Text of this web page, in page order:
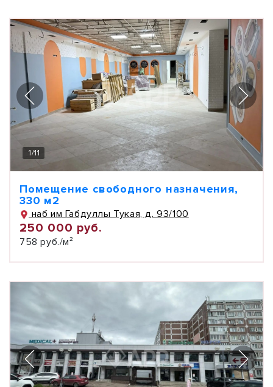
1/11
Помещение свободного назначения,
330 м2
наб им Габдуллы Тукая, д. 93/100
250 000 руб.
758 руб./м²